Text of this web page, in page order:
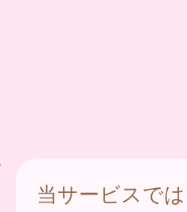
当サービスで